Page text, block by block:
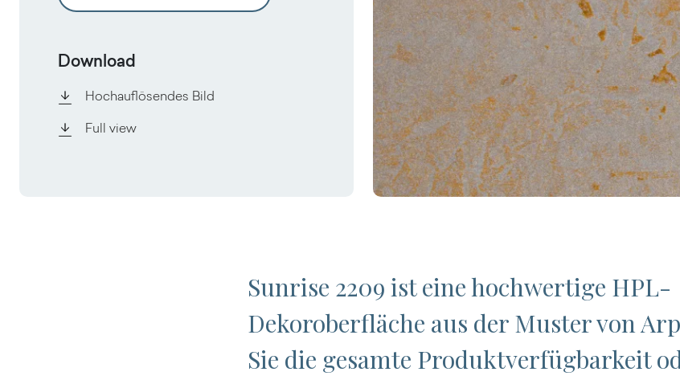
Download
Hochauflösendes Bild
Full view
Sunrise 2209 ist eine hochwertige HPL-
Dekoroberfläche aus der Muster von
Sie die gesamte Produktverfügbarkeit